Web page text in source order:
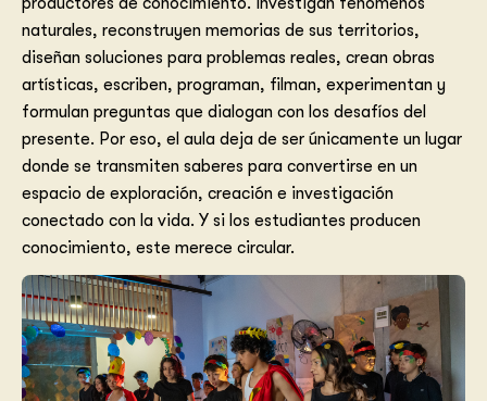
naturales, reconstruyen memorias de sus territorios,
diseñan soluciones para problemas reales, crean obras
artísticas, escriben, programan, filman, experimentan y
formulan preguntas que dialogan con los desafíos del
presente. Por eso, el aula deja de ser únicamente un lugar
donde se transmiten saberes para convertirse en un
espacio de exploración, creación e investigación
conectado con la vida. Y si los estudiantes producen
conocimiento, este merece circular.